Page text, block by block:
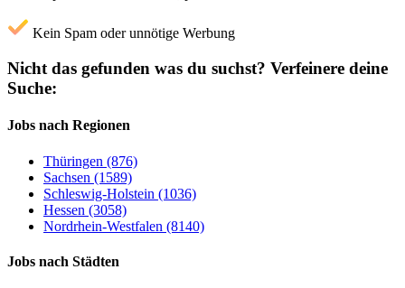
Kein Spam oder unnötige Werbung
Nicht das gefunden was du suchst? Verfeinere deine
Suche:
Jobs nach Regionen
Thüringen (876)
Sachsen (1589)
Schleswig-Holstein (1036)
Hessen (3058)
Nordrhein-Westfalen (8140)
Jobs nach Städten